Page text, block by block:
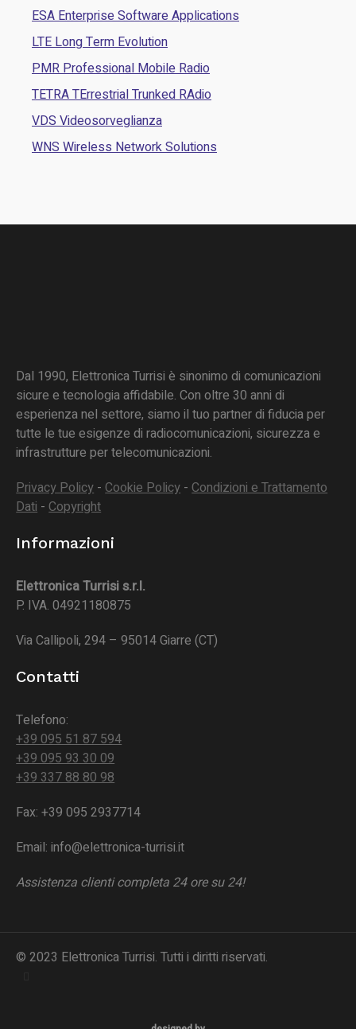
ESA Enterprise Software Applications
LTE Long Term Evolution
PMR Professional Mobile Radio
TETRA TErrestrial Trunked RAdio
VDS Videosorveglianza
WNS Wireless Network Solutions
Dal 1990, Elettronica Turrisi è sinonimo di comunicazioni
sicure e tecnologia affidabile. Con oltre 30 anni di
esperienza nel settore, siamo il tuo partner di fiducia per
tutte le tue esigenze di radiocomunicazioni, sicurezza e
infrastrutture per telecomunicazioni.
Privacy Policy -Cookie Policy -Condizioni e Trattamento
Dati -Copyright
Informazioni
Elettronica Turrisi s.r.l.
P. IVA. 04921180875
Via Callipoli, 294 – 95014 Giarre (CT)
Contatti
Telefono:
+39 095 51 87 594
+39 095 93 30 09
+39 337 88 80 98
Fax: +39 095 2937714
Email: info@elettronica-turrisi.it
Assistenza clienti completa 24 ore su 24!
© 2023 Elettronica Turrisi. Tutti i diritti riservati.